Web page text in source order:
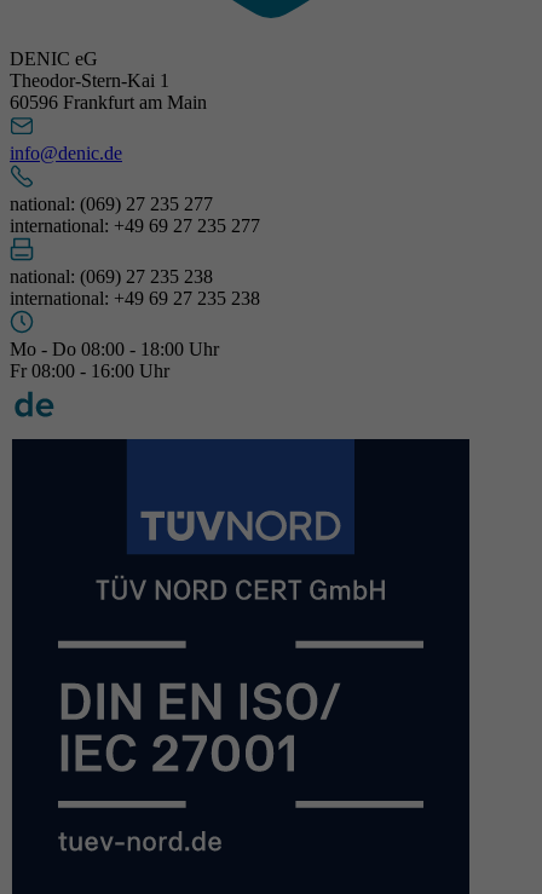
DENIC eG
Theodor-Stern-Kai 1
60596 Frankfurt am Main
info@denic.de
national: (069) 27 235 277
international: +49 69 27 235 277
national: (069) 27 235 238
international: +49 69 27 235 238
Mo - Do 08:00 - 18:00 Uhr
Fr 08:00 - 16:00 Uhr